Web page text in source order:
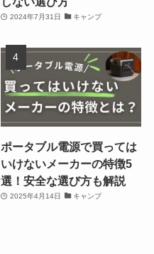
2024年7月31日 キャンプ
ポータブル電源で買っては
いけないメーカーの特徴5
選！安全な選び方も解説
2025年4月14日 キャンプ